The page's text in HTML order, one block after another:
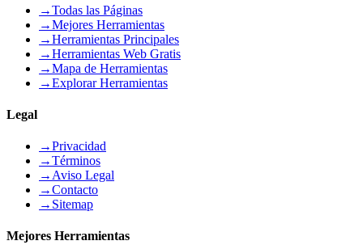
→Todas las Páginas
→Mejores Herramientas
→Herramientas Principales
→Herramientas Web Gratis
→Mapa de Herramientas
→Explorar Herramientas
Legal
→Privacidad
→Términos
→ Aviso Legal
→Contacto
→ Sitemap
Mejores Herramientas